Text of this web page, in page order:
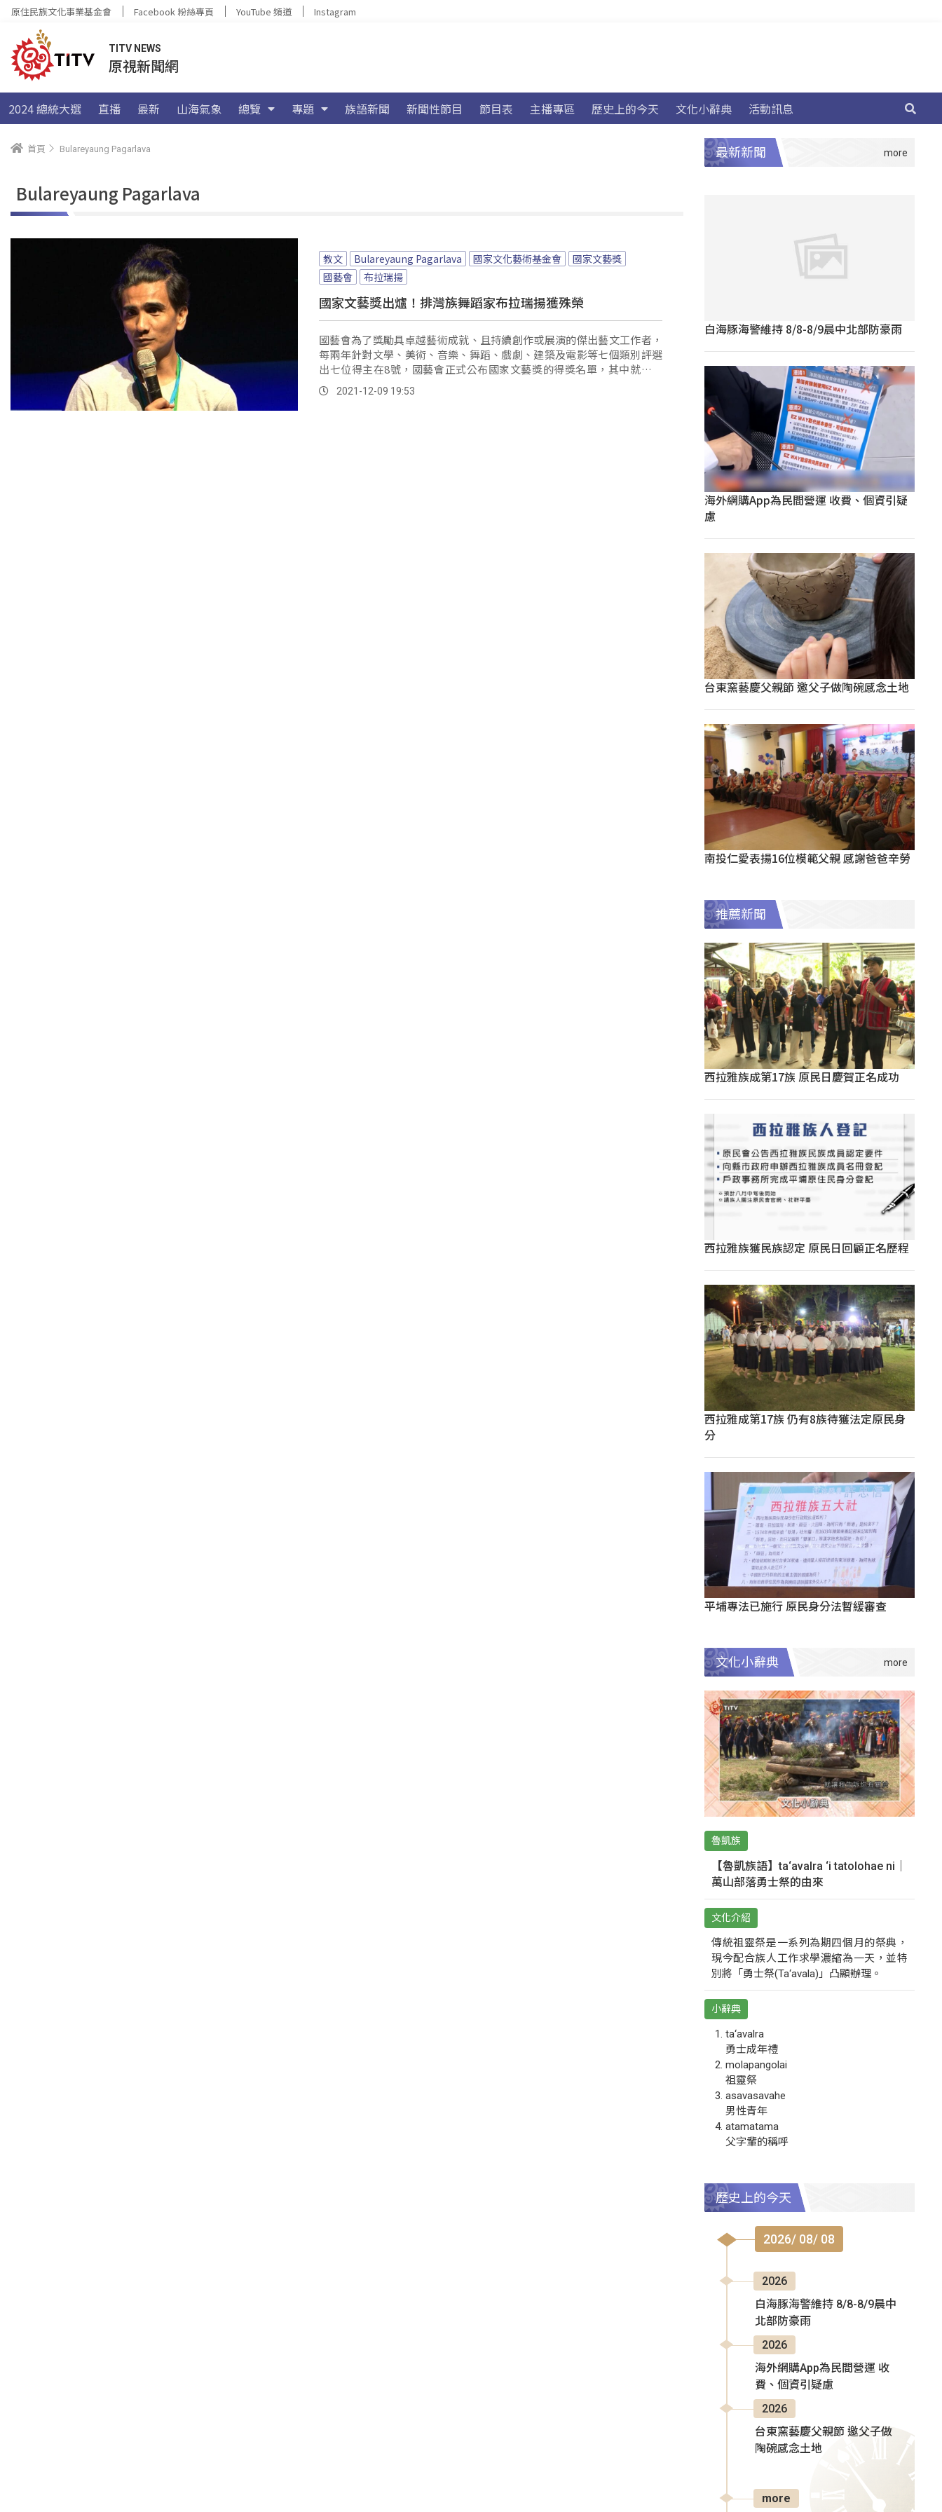
原住民族文化事業基金會 Facebook 粉絲專頁 YouTube 頻道 Instagram
TITV NEWS
原視新聞網
2024 總統大選 直播 最新 山海氣象 總覽 專題 族語新聞 新聞性節目 節目表 主播專區 歷史上的今天 文化小辭典 活動訊息
首頁 Bulareyaung Pagarlava
Bulareyaung Pagarlava
教文 Bulareyaung Pagarlava 國家文化藝術基金會
國家文藝獎
國藝會
布拉瑞揚
國家文藝獎出爐！排灣族舞蹈家布拉瑞揚獲殊榮
國藝會為了獎勵具卓越藝術成就、且持續創作或展演的傑出藝文工作者，
每兩年針對文學、美術、音樂、舞蹈、戲劇、建築及電影等七個類別評選
出七位得主在8號，國藝會正式公布國家文藝獎的得獎名單，其中就包含
了，國際知名的排灣族舞蹈家&#8221;布拉瑞揚．帕格勒法&#8221;以舞蹈
類別，獲得殊榮。
2021-12-09 19:53
最新新聞
白海豚海警維持 8/8-8/9晨中北部防豪雨
海外網購App為民間營運 收費、個資引疑
慮
台東窯藝慶父親節 邀父子做陶碗感念土地
南投仁愛表揚16位模範父親 感謝爸爸辛勞
推薦新聞
西拉雅族成第17族 原民日慶賀正名成功
西拉雅族獲民族認定 原民日回顧正名歷程
西拉雅成第17族 仍有8族待獲法定原民身
分
平埔專法已施行 原民身分法暫緩審查
文化小辭典
魯凱族
【魯凱族語】ta‘avalra ‘i tatolohae ni｜
萬山部落勇士祭的由來
文化介紹
傳統祖靈祭是一系列為期四個月的祭典，
現今配合族人工作求學濃縮為一天，並特
別將「勇士祭(Ta‘avala)」凸顯辦理。
小辭典
ta‘avalra
勇士成年禮
molapangolai
祖靈祭
asavasavahe
男性青年
atamatama
父字輩的稱呼
歷史上的今天
2026/ 08/ 08
2026
白海豚海警維持 8/8-8/9晨中
北部防豪雨
2026
海外網購App為民間營運 收
費、個資引疑慮
2026
台東窯藝慶父親節 邀父子做
陶碗感念土地
more